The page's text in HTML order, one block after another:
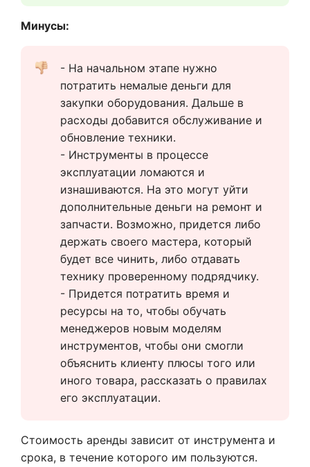
Минусы:
- На начальном этапе нужно
потратить немалые деньги для
закупки оборудования. Дальше в
расходы добавится обслуживание и
обновление техники.
- Инструменты в процессе
эксплуатации ломаются и
изнашиваются. На это могут уйти
дополнительные деньги на ремонт и
запчасти. Возможно, придется либо
держать своего мастера, который
будет все чинить, либо отдавать
технику проверенному подрядчику.
- Придется потратить время и
ресурсы на то, чтобы обучать
менеджеров новым моделям
инструментов, чтобы они смогли
объяснить клиенту плюсы того или
иного товара, рассказать о правилах
его эксплуатации.
Стоимость аренды зависит от инструмента и
срока, в течение которого им пользуются.